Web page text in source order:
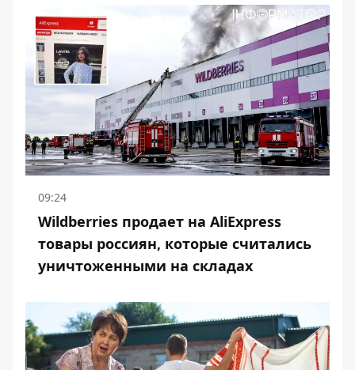
09:24
Wildberries продает на AliExpress
товары россиян, которые считались
уничтоженными на складах